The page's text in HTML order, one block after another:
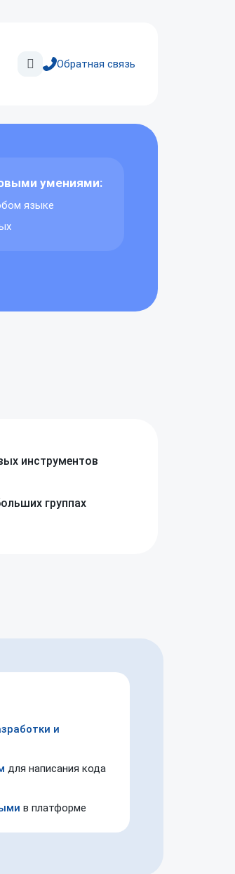
лиц
ПоискОбратная связь
умениями:
языке
инструментов
группах
и
для написания кода
в платформе